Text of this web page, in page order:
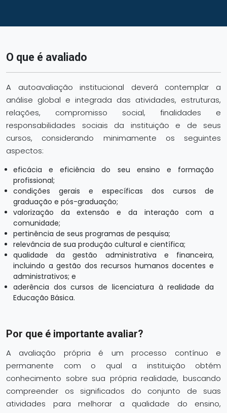
O que é avaliado
A autoavaliação institucional deverá contemplar a
análise global e integrada das atividades, estruturas,
relações, compromisso social, finalidades e
responsabilidades sociais da instituição e de seus
cursos, considerando minimamente os seguintes
aspectos:
eficácia e eficiência do seu ensino e formação
profissional;
condições gerais e específicas dos cursos de
graduação e pós-graduação;
valorização da extensão e da interação com a
comunidade;
pertinência de seus programas de pesquisa;
relevância de sua produção cultural e científica;
qualidade da gestão administrativa e financeira,
incluindo a gestão dos recursos humanos docentes e
administrativos; e
aderência dos cursos de licenciatura à realidade da
Educação Básica.
Por que é importante avaliar?
A avaliação própria é um processo contínuo e
permanente com o qual a instituição obtém
conhecimento sobre sua própria realidade, buscando
compreender os significados do conjunto de suas
atividades para melhorar a qualidade do ensino,